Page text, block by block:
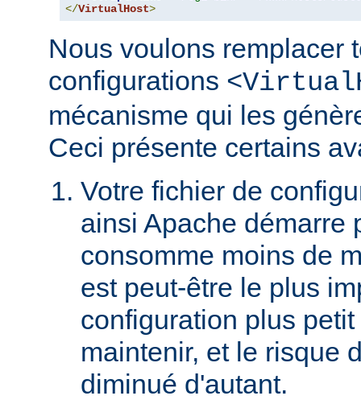
</VirtualHost>
Nous voulons remplacer
configurations
mécanisme qui les
Ceci présente certains
Votre fichier de
ainsi Apache démarre
consomme moins de
est peut-être le plus
configuration plus
maintenir, et le risque
diminué d'autant.